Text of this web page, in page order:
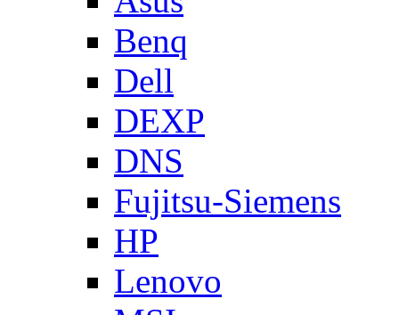
Benq
Dell
DEXP
DNS
Fujitsu-Siemens
HP
Lenovo